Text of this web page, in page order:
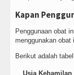
Kapan
Penggunaan obat
menggunakan
Berikut adalah
Usia Kehamilan